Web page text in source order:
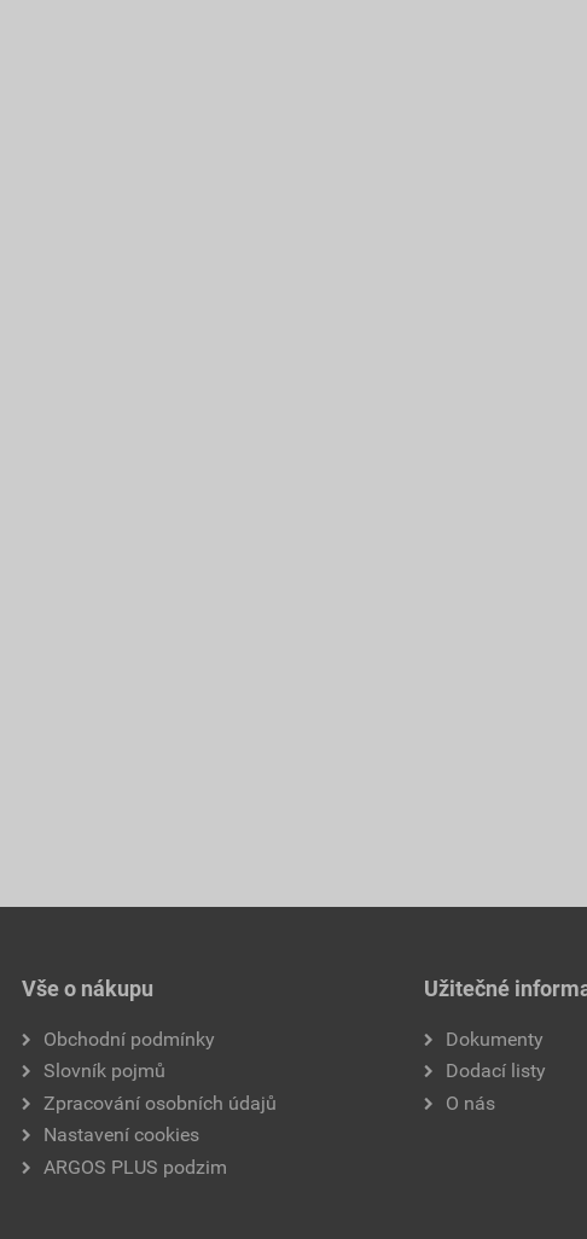
Vše o nákupu
Obchodní podmínky
Slovník pojmů
Zpracování osobních údajů
Nastavení cookies
ARGOS PLUS podzim
Užitečné
Dokumenty
Dodací listy
O nás